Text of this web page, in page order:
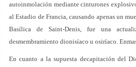
autoinmolación mediante cinturones
al Estadio de Francia, causando apenas un
Basílica de Saint-Denis, fue una
desmembramiento dionisíaco u osiríaco.
En cuanto a la supuesta decapitación del